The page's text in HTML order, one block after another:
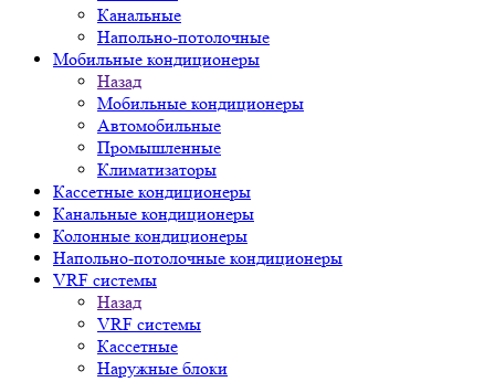
Канальные
Напольно-потолочные
Мобильные кондиционеры
Назад
Мобильные кондиционеры
Автомобильные
Промышленные
Климатизаторы
Кассетные кондиционеры
Канальные кондиционеры
Колонные кондиционеры
Напольно-потолочные кондиционеры
VRF системы
Назад
VRF системы
Кассетные
Наружные блоки